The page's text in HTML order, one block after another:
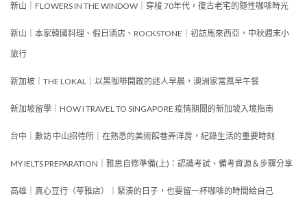
新山｜FLOWERS IN THE WINDOW｜穿梭 70年代，復古老宅的隨性咖啡時光
新山｜本家韓國料理、假日酒店、ROCKSTONE｜初訪馬來西亞，中秋週末小
旅行
新加坡｜THE LOKAL｜以黑咖啡開啟的迷人早晨，澳洲家常風早午餐
新加坡留學｜HOW I TRAVEL TO SINGAPORE 疫情期間的新加坡入境指南
台中｜數訪 中山招待所｜在熟悉的美術館巷弄洋房，紀錄生活的重要時刻
MY IELTS PREPARATION｜雅思自修準備(上)：認識考試、備考資源＆步驟分享
高雄｜真心豆行（苓雅店）｜緊湊的日子，也要留一杯咖啡的時間給自己